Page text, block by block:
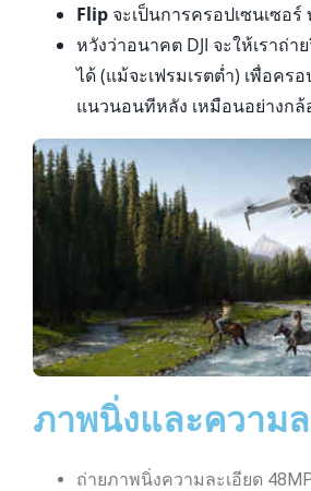
Flipจะเป็นการครอปเซนเซอร์
หวังว่าอนาคต DJI จะให้เราถ่า
ได้ (แม้จะเฟรมเรตต่ำ) เพื่อคร
แนวนอนทีหลัง เหมือนอย่างกล้
ภาพนิ่งและความล
ถ่ายภาพนิ่งความละเอียด